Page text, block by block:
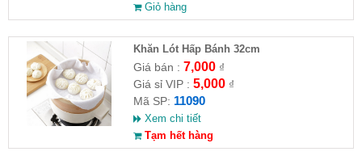
Giỏ hàng
Khăn Lót Hấp Bánh 32cm
Giá bán : 7,000₫
Giá sỉ VIP : 5,000₫
Mã SP: 11090
Xem chi tiết
Tạm hết hàng